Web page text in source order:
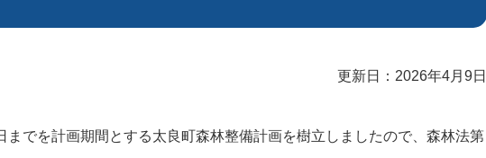
更新日：2026年4月9日
でを計画期間とする太良町森林整備計画を樹立しましたので、森林法第